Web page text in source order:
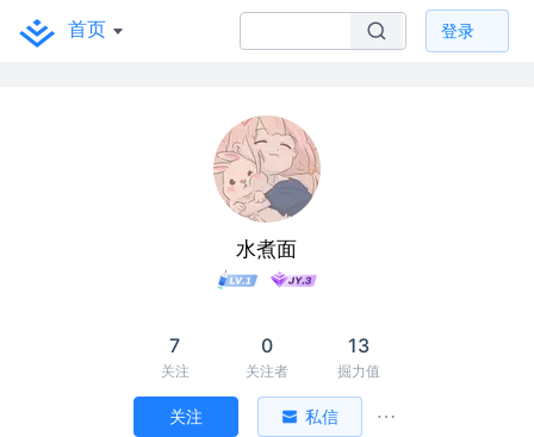
首页 登录
水煮面
7
关注
0
关注者
13
掘力值
关注 私信